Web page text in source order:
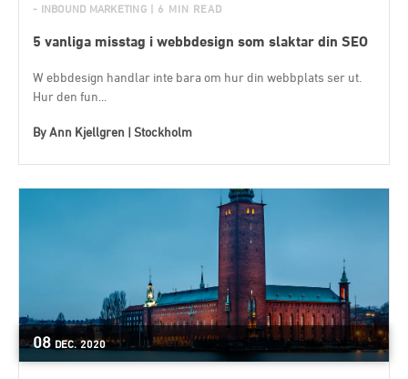
- INBOUND MARKETING | 6 MIN READ
5 vanliga misstag i webbdesign som slaktar din SEO
W ebbdesign handlar inte bara om hur din webbplats ser ut.
Hur den fun...
ByAnn Kjellgren | Stockholm
08 DEC. 2020